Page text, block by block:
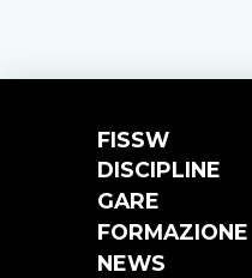
FISSW
DISCIPLINE
GARE
FORMAZIONE
NEWS